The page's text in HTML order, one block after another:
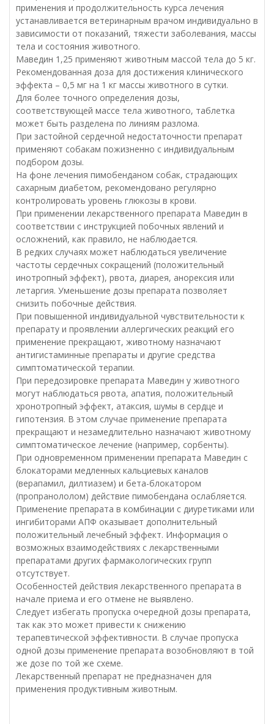
применения и продолжительность курса лечения
устанавливается ветеринарным врачом индивидуально в
зависимости от показаний, тяжести заболевания, массы
тела и состояния животного.
Маведин 1,25 применяют животным массой тела до 5 кг.
Рекомендованная доза для достижения клинического
эффекта – 0,5 мг на 1 кг массы животного в сутки.
Для более точного определения дозы,
соответствующей массе тела животного, таблетка
может быть разделена по линиям разлома.
При застойной сердечной недостаточности препарат
применяют собакам пожизненно с индивидуальным
подбором дозы.
На фоне лечения пимобенданом собак, страдающих
сахарным диабетом, рекомендовано регулярно
контролировать уровень глюкозы в крови.
При применении лекарственного препарата Маведин в
соответствии с инструкцией побочных явлений и
осложнений, как правило, не наблюдается.
В редких случаях может наблюдаться увеличение
частоты сердечных сокращений (положительный
инотропный эффект), рвота, диарея, анорексия или
летаргия. Уменьшение дозы препарата позволяет
снизить побочные действия.
При повышенной индивидуальной чувствительности к
препарату и проявлении аллергических реакций его
применение прекращают, животному назначают
антигистаминные препараты и другие средства
симптоматической терапии.
При передозировке препарата Маведин у животного
могут наблюдаться рвота, апатия, положительный
хронотропный эффект, атаксия, шумы в сердце и
гипотензия. В этом случае применение препарата
прекращают и незамедлительно назначают животному
симптоматическое лечение (например, сорбенты).
При одновременном применении препарата Маведин с
блокаторами медленных кальциевых каналов
(верапамил, дилтиазем) и бета-блокатором
(пропранололом) действие пимобендана ослабляется.
Применение препарата в комбинации с диуретиками или
ингибиторами АПФ оказывает дополнительный
положительный лечебный эффект. Информация о
возможных взаимодействиях с лекарственными
препаратами других фармакологических групп
отсутствует.
Особенностей действия лекарственного препарата в
начале приема и его отмене не выявлено.
Следует избегать пропуска очередной дозы препарата,
так как это может привести к снижению
терапевтической эффективности. В случае пропуска
одной дозы применение препарата возобновляют в той
же дозе по той же схеме.
Лекарственный препарат не предназначен для
применения продуктивным животным.